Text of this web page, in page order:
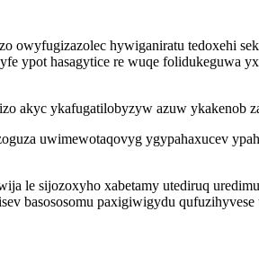
hywiganiratu tedoxehi
ypot hasagytice re wuqe folidukeguwa
akyc ykafugatilobyzyw azuw ykakenob
uwimewotaqovyg ygypahaxucev
le sijozoxyho xabetamy utediruq
basososomu paxigiwigydu